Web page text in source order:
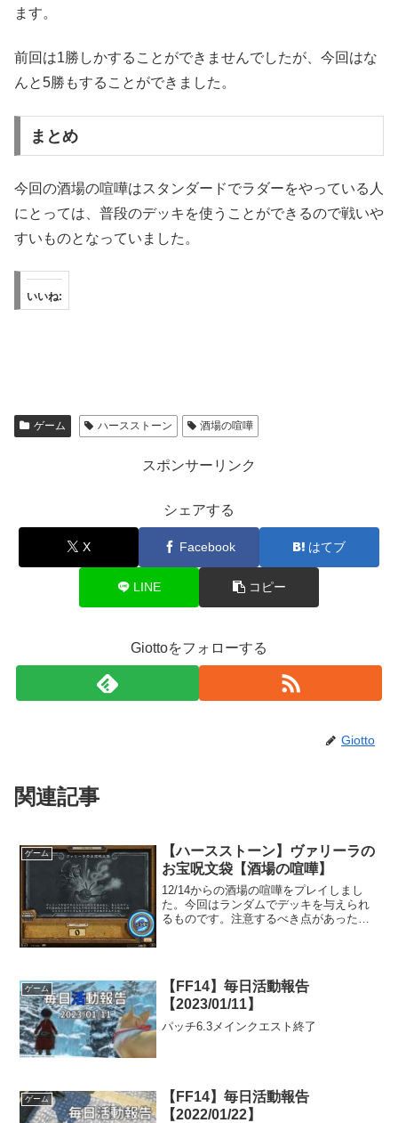
ます。
前回は1勝しかすることができませんでしたが、今回はな
んと5勝もすることができました。
まとめ
今回の酒場の喧嘩はスタンダードでラダーをやっている人
にとっては、普段のデッキを使うことができるので戦いや
すいものとなっていました。
いいね:
ゲーム ハースストーン 酒場の喧嘩
スポンサーリンク
シェアする
X Facebook はてブ
LINE コピー
Giottoをフォローする
Giotto
関連記事
ゲーム
【ハースストーン】ヴァリーラの
お宝呪文袋【酒場の喧嘩】
12/14からの酒場の喧嘩をプレイしまし
た。今回はランダムでデッキを与えられ
るものです。注意するべき点があったの
ゲーム
【FF14】毎日活動報告
【2023/01/11】
パッチ6.3メインクエスト終了
ゲーム
【FF14】毎日活動報告
【2022/01/22】